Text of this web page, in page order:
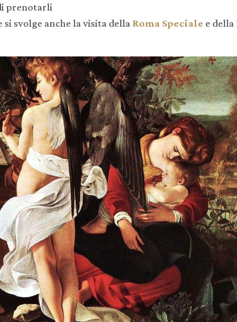
prenotarli
svolge anche la visita della Roma Speciale e della